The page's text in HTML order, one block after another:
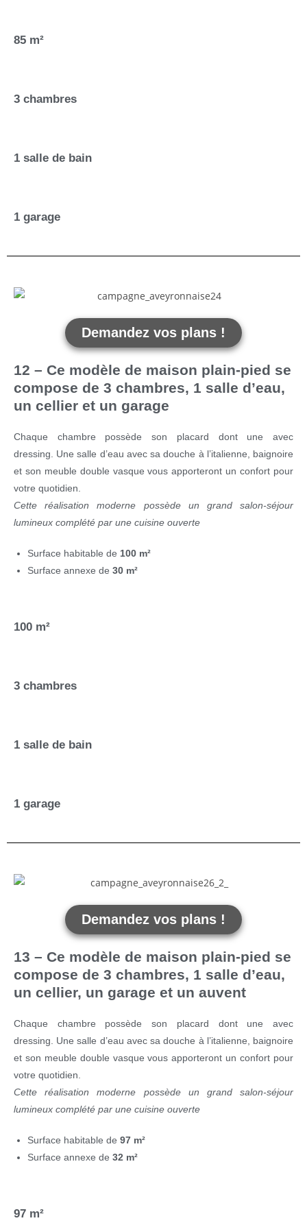
85 m²
3 chambres
1 salle de bain
1 garage
Demandez vos plans !
12 – Ce modèle de maison plain-pied se
compose de 3 chambres, 1 salle d’eau,
un cellier et un garage
Chaque chambre possède son placard dont une avec
dressing. Une salle d’eau avec sa douche à l’italienne, baignoire
et son meuble double vasque vous apporteront un confort pour
votre quotidien.
Cette réalisation moderne possède un grand salon-séjour
lumineux complété par une cuisine ouverte
Surface habitable de 100 m²
Surface annexe de 30 m²
100 m²
3 chambres
1 salle de bain
1 garage
Demandez vos plans !
13 – Ce modèle de maison plain-pied se
compose de 3 chambres, 1 salle d’eau,
un cellier, un garage et un auvent
Chaque chambre possède son placard dont une avec
dressing. Une salle d’eau avec sa douche à l’italienne, baignoire
et son meuble double vasque vous apporteront un confort pour
votre quotidien.
Cette réalisation moderne possède un grand salon-séjour
lumineux complété par une cuisine ouverte
Surface habitable de 97 m²
Surface annexe de 32 m²
97 m²